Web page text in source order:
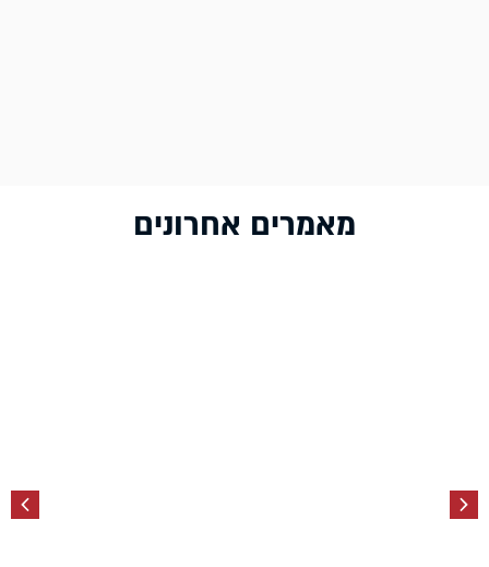
מאמרים אחרונים